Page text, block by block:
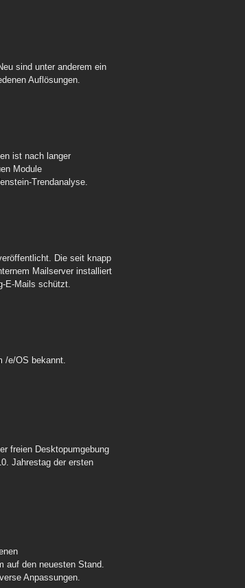
sind unter anderem ein
Auflösungen.
ist nach langer
Module
Trendanalyse.
Die seit knapp
Mailserver installiert
E-Mails schützt.
/e/OS bekannt.
freien Desktopumgebung
Jahrestag der ersten
auf den neuesten Stand.
Anpassungen.